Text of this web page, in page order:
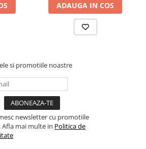
ADAUGA IN COS
si promotiile noastre
newsletter cu promotiile
Afla mai multe in Politica de